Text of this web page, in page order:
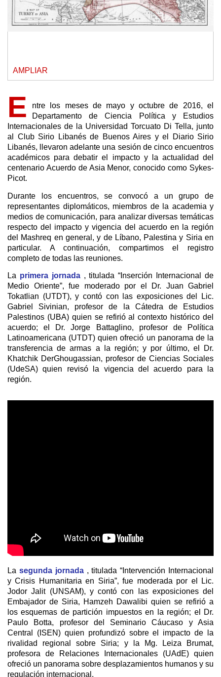
AMPLIAR
E
ntre los meses de mayo y octubre de 2016, el
Departamento de Ciencia Política y Estudios
Internacionales de la Universidad Torcuato Di Tella, junto
al Club Sirio Libanés de Buenos Aires y el Diario Sirio
Libanés, llevaron adelante una sesión de cinco encuentros
académicos para debatir el impacto y la actualidad del
centenario Acuerdo de Asia Menor, conocido como Sykes-
Picot.
Durante los encuentros, se convocó a un grupo de
representantes diplomáticos, miembros de la academia y
medios de comunicación, para analizar diversas temáticas
respecto del impacto y vigencia del acuerdo en la región
del Mashreq en general, y de Líbano, Palestina y Siria en
particular. A continuación, compartimos el registro
completo de todas las reuniones.
La primera jornada, titulada “Inserción Internacional de
Medio Oriente”, fue moderado por el Dr. Juan Gabriel
Tokatlian (UTDT), y contó con las exposiciones del Lic.
Gabriel Sivinian, profesor de la Cátedra de Estudios
Palestinos (UBA) quien se refirió al contexto histórico del
acuerdo; el Dr. Jorge Battaglino, profesor de Política
Latinoamericana (UTDT) quien ofreció un panorama de la
transferencia de armas a la región; y por último, el Dr.
Khatchik DerGhougassian, profesor de Ciencias Sociales
(UdeSA) quien revisó la vigencia del acuerdo para la
región.
La segunda jornada, titulada “Intervención Internacional
y Crisis Humanitaria en Siria”, fue moderada por el Lic.
Jodor Jalit (UNSAM), y contó con las exposiciones del
Embajador de Siria, Hamzeh Dawalibi quien se refirió a
los esquemas de partición impuestos en la región; el Dr.
Paulo Botta, profesor del Seminario Cáucaso y Asia
Central (ISEN) quien profundizó sobre el impacto de la
rivalidad regional sobre Siria; y la Mg. Leiza Brumat,
profesora de Relaciones Internacionales (UAdE) quien
ofreció un panorama sobre desplazamientos humanos y su
regulación internacional.